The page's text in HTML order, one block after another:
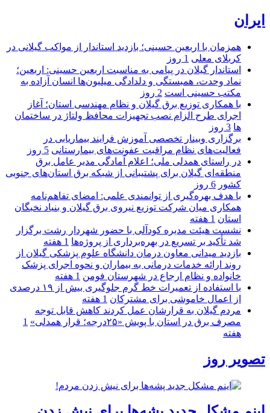
ایران
همزمان با اربعین حسینی؛ بازدید استاندار از مواکب گیلانی در
کربلای معلی 1 روز
استاندار گیلان در پیامی به مناسبت اربعین حسینی: اربعین؛
نماد وحدت، همبستگی و دلدادگی میلیون‌ها انسان آزاده به
مکتب حسینی است 2 روز
با همکاری توزیع برق گیلان و نظام مهندسی استان؛ آغاز
اجرای طرح الزام نصب تجهیزات محافظ ولتاژ در ساختمان
ها 3 روز
برگزاری وبینار تخصصی آموزش فرایند بیماریابی در
فعالیت‌های نظام مراقبت عفونت‌های بیمارستانی 5 روز
در راستای همدلی ملی؛ اعلام آمادگی مدیر عامل برق
منطقه‌ای گیلان برای پشتیبانی از شبكه برق استان‌های جنوبی
كشور 6 روز
با هدف بهره‌گیری از توانمندی علمی: امضای تفاهم‌نامه
همكاری میان شركت توزیع نیروی برق گیلان و بنیاد نخبگان
استان 1 هفته
نشست هیئت مدیره کودآلی با حضور شهردار رشت برگزار
شد تأکید بر تسریع در بهره‌برداری از پروژه‌ها 1 هفته
بازدید میدانی معاون درمان دانشگاه علوم پزشکی گیلان از
روند ارائه خدمات درمانی به بیماران و نحوه اجرای پزشک
خانواده و نظام ارجاع در شهرستان فومن 1 هفته
با استفاده از تعمیرات خط گرم جلوگیری بیش از ۱۹ درصدی
از اعمال خاموشی برای مشتركان 1 هفته
مردم گیلان به قرارشان عمل کردند كاهش قابل توجه
مصرف برق در استان با پویش «۲۵درجه؛ قرار همدلی»
1
هفته
تصویر روز